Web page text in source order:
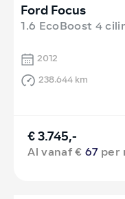
Ford Focus
1.6 EcoBoost 4
2012
238.644 km
€ 3.745,-
Al vanaf €67 per